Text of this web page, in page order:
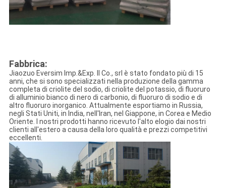
Fabbrica:
Jiaozuo Eversim Imp.&Exp. Il Co., srl è stato fondato più di 15
anni, che si sono specializzati nella produzione della gamma
completa di criolite del sodio, di criolite del potassio, di fluoruro
di alluminio bianco di nero di carbonio, di fluoruro di sodio e di
altro fluoruro inorganico. Attualmente esportiamo in Russia,
negli Stati Uniti, in India, nell'Iran, nel Giappone, in Corea e Medio
Oriente. I nostri prodotti hanno ricevuto l'alto elogio dai nostri
clienti all'estero a causa della loro qualità e prezzi competitivi
eccellenti.